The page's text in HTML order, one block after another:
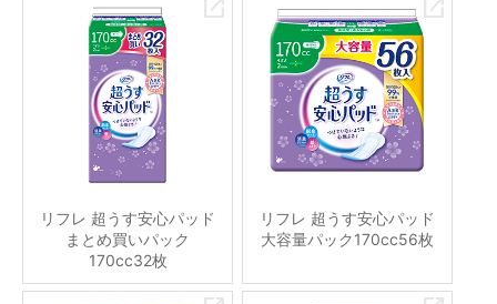
リフレ 超うす安心パッド
まとめ買いパック
170cc32枚
リフレ 超うす安心パッド
大容量パック170cc56枚